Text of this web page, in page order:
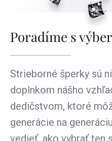
Poradíme s
Strieborné šperky sú
doplnkom nášho
dedičstvom, ktoré
generácie na